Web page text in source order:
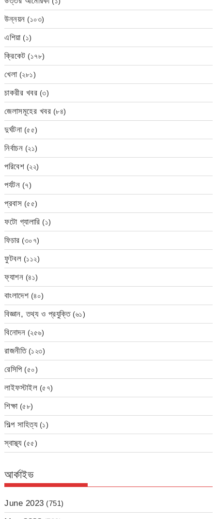
উন্নয়ন (১০৩)
এশিয়া(১)
ক্রিকেট (১৭৮)
খেলা(২৮১)
চাকরীর খবর (৩)
জেলাসমূহের খবর (৮৪)
দুর্ঘটনা(৫৫)
নির্বাচন (২১)
পরিবেশ (২২)
পর্যটন (৭)
প্রবাস (৫৫)
ফটো গ্যালারি (১)
ফিচার (৩০৭)
ফুটবল (১১২)
ফ্যাশন (৪১)
বাংলাদেশ (৪০)
বিজ্ঞান, তথ্য ও প্রযুক্তি(৬১)
বিনোদন (২৫৬)
রাজনীতি(১২৩)
রেসিপি(৫০)
লাইফস্টাইল (৫৭)
শিক্ষা(৫৮)
শিল্প সাহিত্য(১)
স্বাস্থ্য(৫৫)
আর্কাইভ
June 2023 (751)